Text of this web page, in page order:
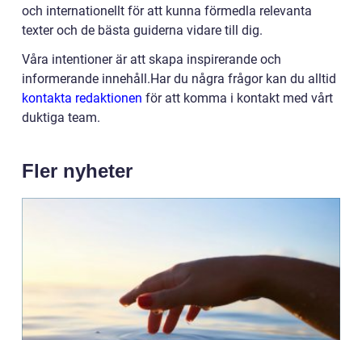
och internationellt för att kunna förmedla relevanta
texter och de bästa guiderna vidare till dig.
Våra intentioner är att skapa inspirerande och
informerande innehåll.Har du några frågor kan du alltid
kontakta redaktionen för att komma i kontakt med vårt
duktiga team.
Fler nyheter